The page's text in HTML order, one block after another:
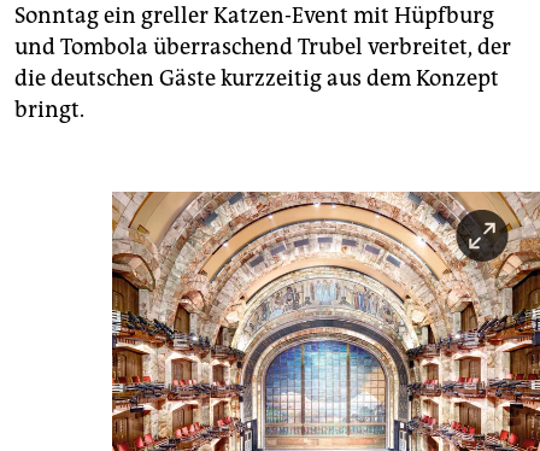
Sonntag ein greller Katzen-Event mit Hüpfburg
und Tombola überraschend Trubel verbreitet, der
die deutschen Gäste kurzzeitig aus dem Konzept
bringt.